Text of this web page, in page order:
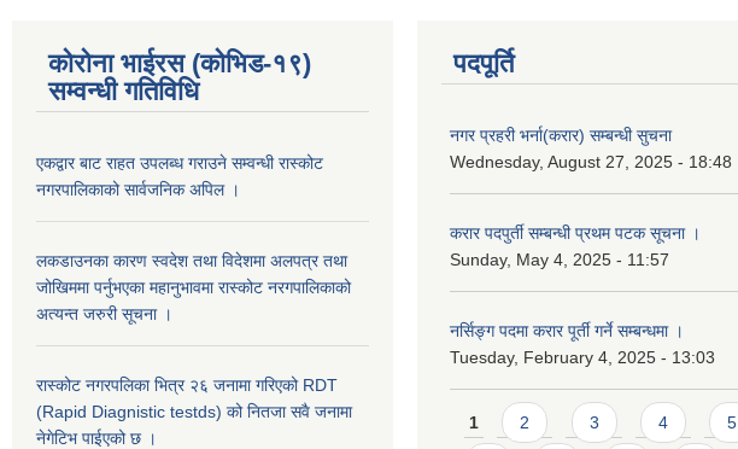
कोरोना भाईरस (कोभिड-१९)
सम्वन्धी गतिविधि
एकद्वार बाट राहत उपलब्ध गराउने सम्वन्धी रास्कोट
नगरपालिकाको सार्वजनिक अपिल ।
लकडाउनका कारण स्वदेश तथा विदेशमा अलपत्र तथा
जोखिममा पर्नुभएका महानुभावमा रास्कोट नरगपालिकाको
अत्यन्त जरुरी सूचना ।
रास्कोट नगरपलिका भित्र २६ जनामा गरिएको RDT
(Rapid Diagnistic testds) को नितजा सवै जनामा
नेगेटिभ पाईएको छ ।
पदपूर्ति
नगर प्रहरी भर्ना(करार) सम्बन्धी सुचना
Wednesday, August 27, 2025 - 18:48
करार पदपुर्ती सम्बन्धी प्रथम पटक सूचना ।
Sunday, May 4, 2025 - 11:57
नर्सिङ्ग पदमा करार पूर्ती गर्ने सम्बन्धमा ।
Tuesday, February 4, 2025 - 13:03
Pages
1 2 3 4 5